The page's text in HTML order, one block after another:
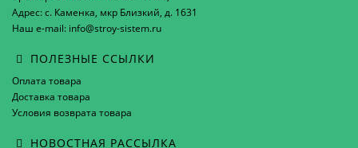
Адрес: с. Каменка, мкр Близкий, д. 1631
Наш e-mail: info@stroy-sistem.ru
ПОЛЕЗНЫЕ ССЫЛКИ
Оплата товара
Доставка товара
Условия возврата товара
НОВОСТНАЯ РАССЫЛКА